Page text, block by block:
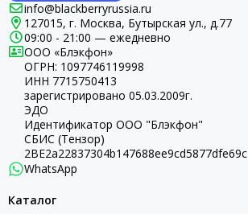
info@blackberryrussia.ru
127015, г. Москва, Бутырская ул., д.77
09:00 - 21:00 — ежедневно
ООО «Блэкфон»
ОГРН: 1097746119998
ИНН 7715750413
зарегистрировано 05.03.2009г.
ЭДО
Идентификатор ООО "Блэкфон"
СБИС (Тензор)
2BE2a22837304b147688ee9cd5877dfe69c
WhatsApp
Каталог